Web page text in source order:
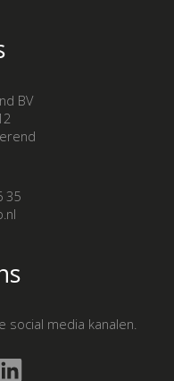
BV
35
social media kanalen.